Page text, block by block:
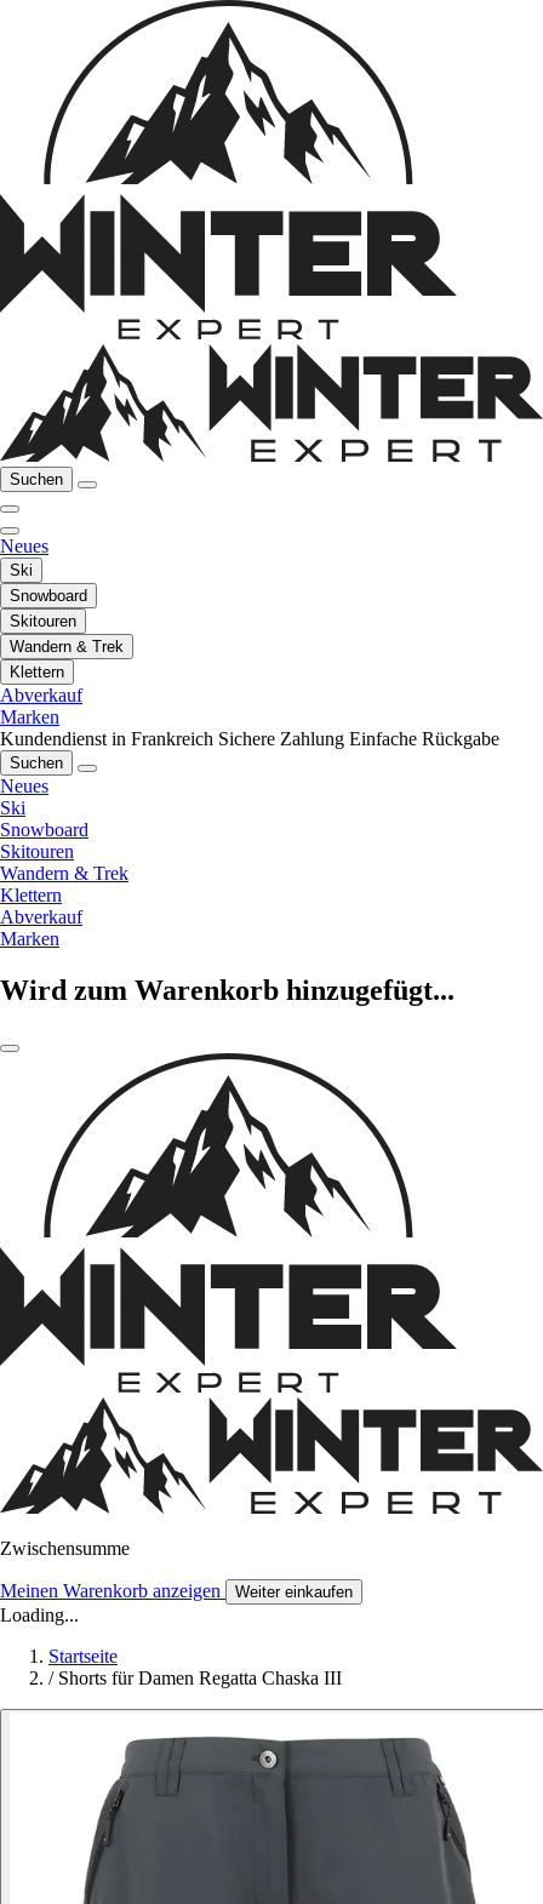
Suchen
Neues
Ski
Snowboard
Skitouren
Wandern & Trek
Klettern
Abverkauf
Marken
Kundendienst in Frankreich Sichere Zahlung Einfache Rückgabe
Suchen
Neues
Ski
Snowboard
Skitouren
Wandern & Trek
Klettern
Abverkauf
Marken
Wird zum Warenkorb hinzugefügt...
Zwischensumme
Meinen Warenkorb anzeigen Weiter einkaufen
Loading...
Startseite
/ Shorts für Damen Regatta Chaska III